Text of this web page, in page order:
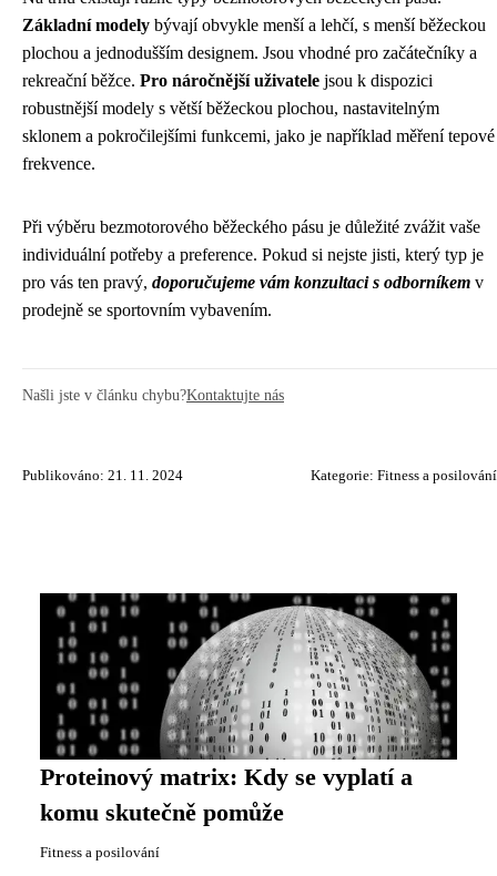
Základní modely bývají obvykle menší a lehčí, s menší běžeckou
plochou a jednodušším designem. Jsou vhodné pro začátečníky a
rekreační běžce. Pro náročnější uživatele jsou k dispozici
robustnější modely s větší běžeckou plochou, nastavitelným
sklonem a pokročilejšími funkcemi, jako je například měření tepové
frekvence.
Při výběru bezmotorového běžeckého pásu je důležité zvážit vaše
individuální potřeby a preference. Pokud si nejste jisti, který typ je
pro vás ten pravý, doporučujeme vám konzultaci s odborníkem v
prodejně se sportovním vybavením.
Našli jste v článku chybu?Kontaktujte nás
Publikováno: 21. 11. 2024 Kategorie: Fitness a posilování
Proteinový matrix: Kdy se vyplatí a
komu skutečně pomůže
Fitness a posilování